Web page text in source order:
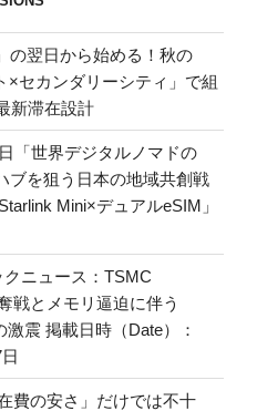
の翌日から始める！秋の
×セカンダリーシティ」で組
新滞在設計
「世界デジタルノマドの
ブを狙う日本の地域共創戦
Mini×デュアルeSIM」
クニュース：TSMC
戦とメモリ逼迫に伴う
震 掲載日時（Date）：
費の安さ」だけでは不十